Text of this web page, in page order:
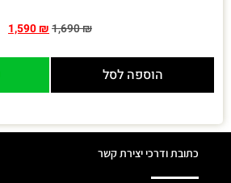
1,690₪
1,590₪
הוספה לסל
כתובת ודרכי יצירת קשר